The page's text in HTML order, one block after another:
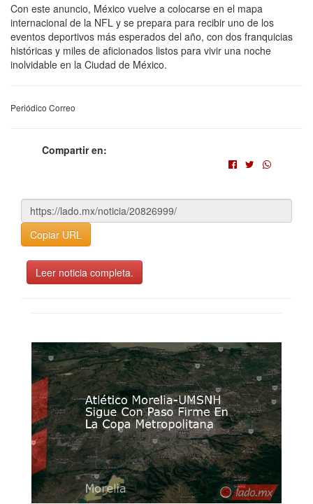
Con este anuncio, México vuelve a colocarse en el mapa
internacional de la NFL y se prepara para recibir uno de los
eventos deportivos más esperados del año, con dos franquicias
históricas y miles de aficionados listos para vivir una noche
inolvidable en la Ciudad de México.
Periódico Correo
Compartir en:
Copiar URL
Leer noticia completa.